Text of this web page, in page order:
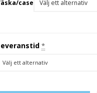
case
*